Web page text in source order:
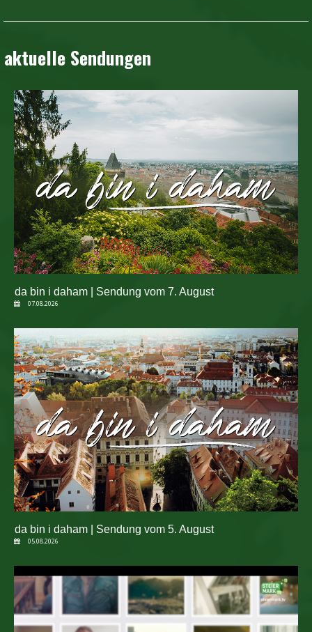
aktuelle Sendungen
da bin i daham | Sendung vom 7. August
07.08.2026
da bin i daham | Sendung vom 5. August
05.08.2026